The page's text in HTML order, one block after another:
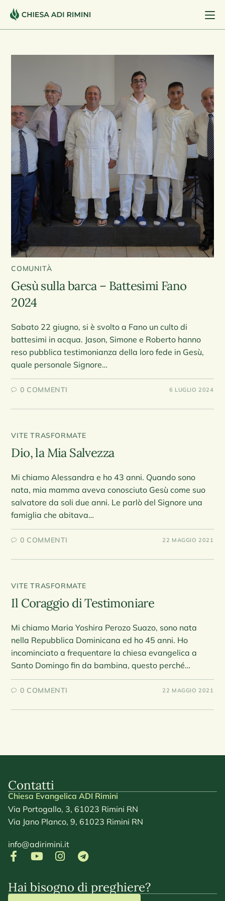
COMUNITÀ
Gesù sulla barca – Battesimi Fano
2024
Sabato 22 giugno, si è svolto a Fano un culto di
battesimi in acqua. Jason, Simone e Roberto hanno
reso pubblica testimonianza della loro fede in Gesù,
quale personale Signore…
0 COMMENTI 6 LUGLIO 2024
VITE TRASFORMATE
Dio, la Mia Salvezza
Mi chiamo Alessandra e ho 43 anni. Quando sono
nata, mia mamma aveva conosciuto Gesù come suo
salvatore da soli due anni. Le parlò del Signore una
famiglia che abitava…
0 COMMENTI 22 MAGGIO 2021
VITE TRASFORMATE
Il Coraggio di Testimoniare
Mi chiamo Maria Yoshira Perozo Suazo, sono nata
nella Repubblica Dominicana ed ho 45 anni. Ho
incominciato a frequentare la chiesa evangelica a
Santo Domingo fin da bambina, questo perché…
0 COMMENTI 22 MAGGIO 2021
Contatti
Chiesa Evangelica ADI Rimini
Via Portogallo, 3, 61023 Rimini RN
Via Jano Planco, 9, 61023 Rimini RN
info@adirimini.it
Hai bisogno di preghiere?